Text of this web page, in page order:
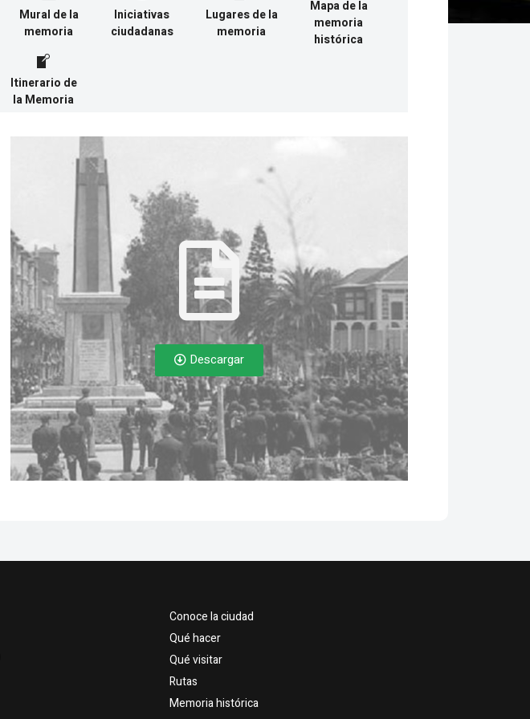
Mural de la
memoria
Iniciativas
ciudadanas
Lugares de la
memoria
Mapa de la
memoria
histórica
Itinerario de
la Memoria
Descargar
Conoce la ciudad
Qué hacer
Qué visitar
Rutas
Memoria histórica